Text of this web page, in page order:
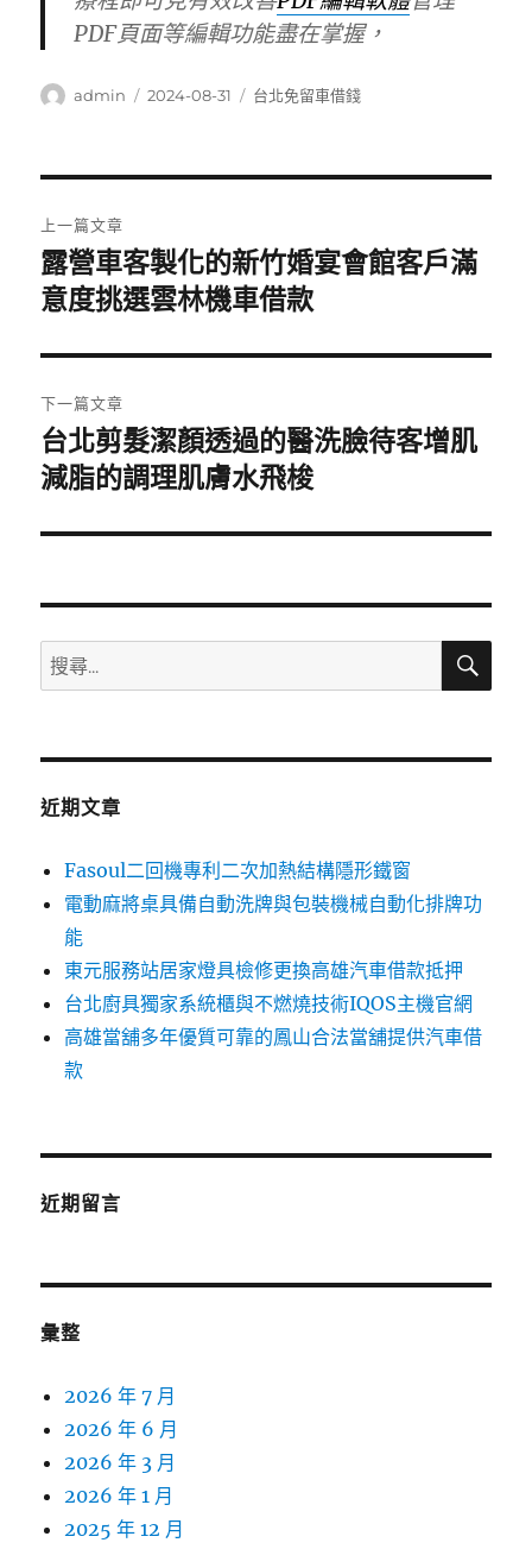
PDF頁面等編輯功能盡在掌握，
作
admin
發
2024-08-31
分
台北免留車借錢
章
導
覽
上一篇文章
上
一
文
章:
露營車客製化的新竹婚宴會館客戶滿
意度挑選雲林機車借款
下一篇文章
下
一
文
台北剪髮潔顏透過的醫洗臉待客增肌
減脂的調理肌膚水飛梭
搜
尋
鍵
搜
近期文章
Fasoul二回機專利二次加熱結構隱形鐵窗
電動麻將桌具備自動洗牌與包裝機械自動化排牌功
能
東元服務站居家燈具檢修更換高雄汽車借款抵押
台北廚具獨家系統櫃與不燃燒技術IQOS主機官網
高雄當舖多年優質可靠的鳳山合法當舖提供汽車借
款
近期留言
彙整
2026 年 7 月
2026 年 6 月
2026 年 3 月
2026 年 1 月
2025 年 12 月